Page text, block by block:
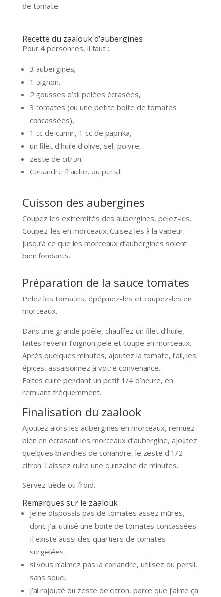
de tomate.
Recette du zaalouk d’aubergines
Pour 4 personnes, il faut :
3 aubergines,
1 oignon,
2 gousses d’ail pelées écrasées,
3 tomates (ou une petite boite de tomates
concassées),
1 cc de cumin, 1 cc de paprika,
un filet d’huile d’olive, sel, poivre,
zeste de citron.
Coriandre fraiche, ou persil.
Cuisson des aubergines
Coupez les extrémités des aubergines, pelez-les.
Coupez-les en morceaux. Cuisez les à la vapeur,
jusqu’à ce que les morceaux d’aubergines soient
bien fondants.
Préparation de la sauce tomates
Pelez les tomates, épépinez-les et coupez-les en
morceaux.
Dans une grande poêle, chauffez un filet d’huile,
faites revenir l’oignon pelé et coupé en morceaux.
Après quelques minutes, ajoutez la tomate, l’ail, les
épices, assaisonnez à votre convenance.
Faites cuire pendant un petit 1/4 d’heure, en
remuant fréquemment.
Finalisation du zaalook
Ajoutez alors les aubergines en morceaux, remuez
bien en écrasant les morceaux d’aubergine, ajoutez
quelques branches de coriandre, le zeste d’1/2
citron. Laissez cuire une quinzaine de minutes.
Servez tiède ou froid.
Remarques sur le zaalouk
je ne disposais pas de tomates assez mûres,
donc j’ai utilisé une boite de tomates concassées.
Il existe aussi des quartiers de tomates
surgelées.
si vous n’aimez pas la coriandre, utilisez du persil,
sans souci.
j’ai rajouté du zeste de citron, parce que j’aime ça